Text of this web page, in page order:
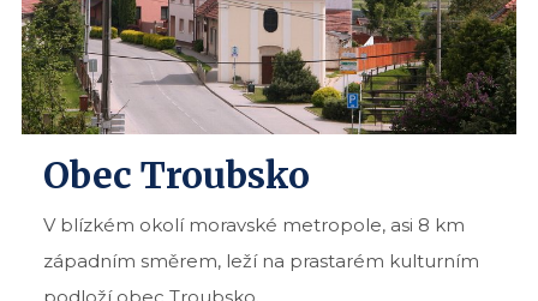
Obec Troubsko
V blízkém okolí moravské metropole, asi 8 km
západním směrem, leží na prastarém kulturním